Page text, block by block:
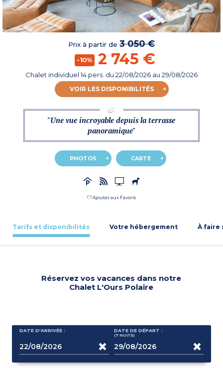
Prix à partir de 3 050 €
-10% 2 745 €
Chalet individuel 14 pers. du 22/08/2026 au 29/08/2026
VOIR LES DISPONIBILITÉS
"Une vue incroyable depuis la terrasse
panoramique"
PHOTOS CARTE
Ajouter aux Favoris
Tarifs et disponibilités Votre hébergement À faire
Réservez vos vacances dans notre
Chalet L'Ours Polaire
DATE D'ARRIVÉE : DATE DE DÉPART :
(7 NUITS)